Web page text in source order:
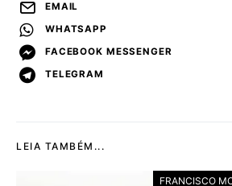
EMAIL
WHATSAPP
FACEBOOK MESSENGER
TELEGRAM
LEIA TAMBÉM...
FRANCISCO